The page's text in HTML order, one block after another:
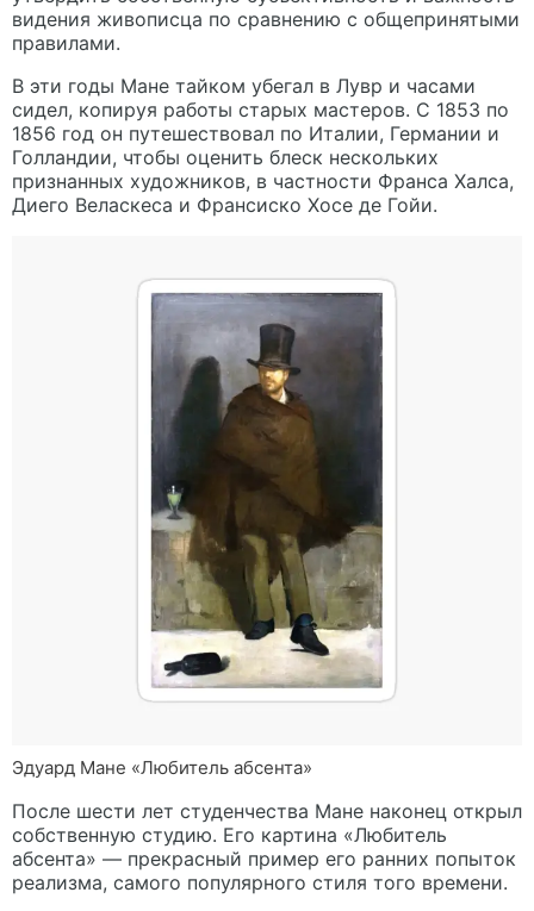
видения живописца по сравнению с общепринятыми
правилами.
В эти годы Мане тайком убегал в Лувр и часами
сидел, копируя работы старых мастеров. С 1853 по
1856 год он путешествовал по Италии, Германии и
Голландии, чтобы оценить блеск нескольких
признанных художников, в частности Франса Халса,
Диего Веласкеса и Франсиско Хосе де Гойи.
Эдуард Мане «Любитель абсента»
После шести лет студенчества Мане наконец открыл
собственную студию. Его картина «Любитель
абсента» — прекрасный пример его ранних попыток
реализма, самого популярного стиля того времени.